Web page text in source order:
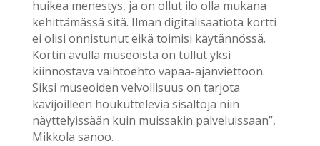
huikea menestys, ja on ollut ilo olla mukana
kehittämässä sitä. Ilman digitalisaatiota kortti
ei olisi onnistunut eikä toimisi käytännössä.
Kortin avulla museoista on tullut yksi
kiinnostava vaihtoehto vapaa-ajanviettoon.
Siksi museoiden velvollisuus on tarjota
kävijöilleen houkuttelevia sisältöjä niin
näyttelyissään kuin muissakin palveluissaan”,
Mikkola sanoo.